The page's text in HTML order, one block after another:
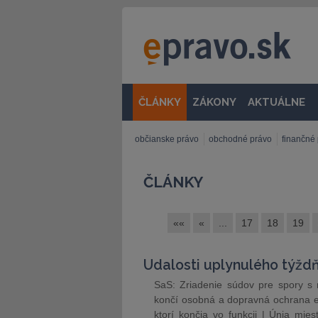
ČLÁNKY ZÁKONY AKTUÁLNE
občianske právo obchodné právo finančné
ČLÁNKY
«« « 17 18 19
Udalosti uplynulého
SaS: Zriadenie súdov pre spory s
končí osobná a dopravná ochrana
ktorí končia vo funkcii | Únia